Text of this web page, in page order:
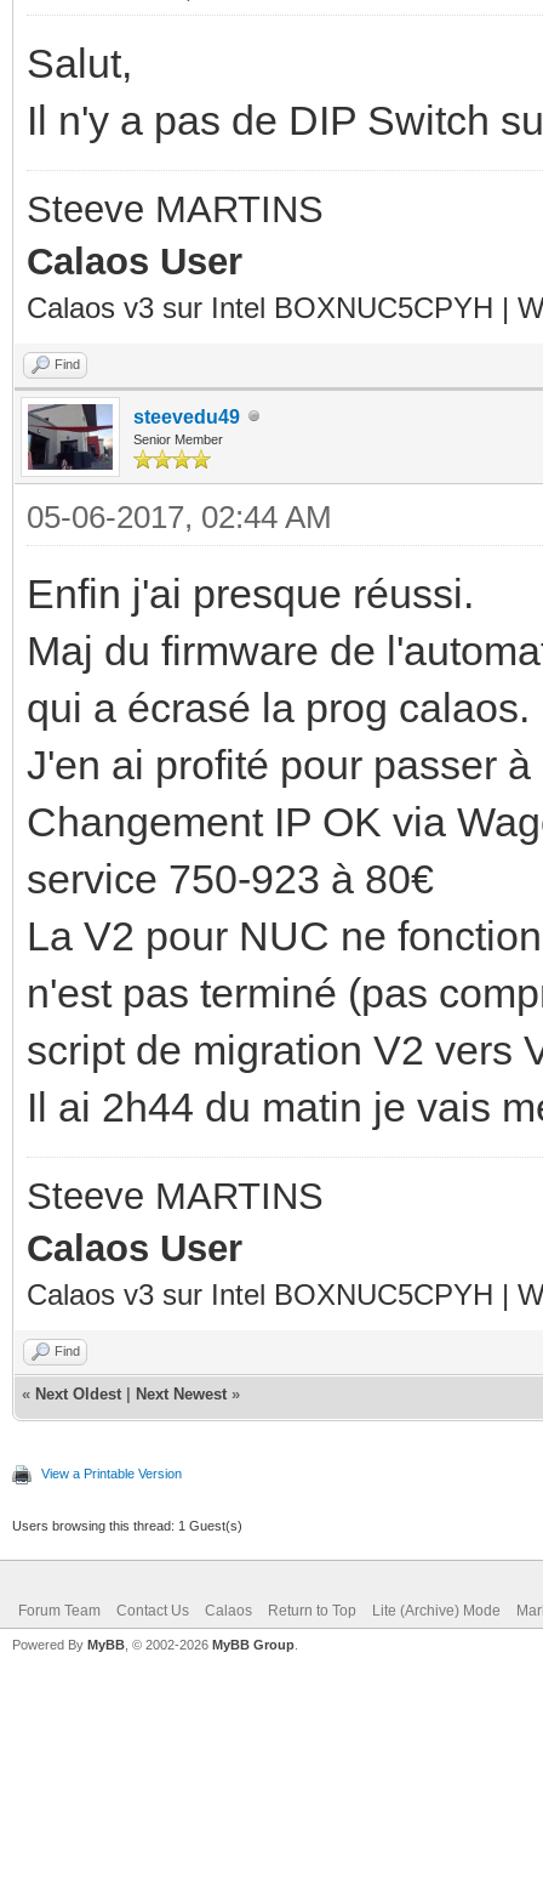
Salut,
Il n'y a pas de DIP Switch
Steeve MARTINS
Calaos User
Calaos v3 sur Intel BOXNUC5CPYH |
Find
steevedu49
Senior Member
05-06-2017, 02:44 AM
Enfin j'ai presque réussi.
Maj du firmware de
qui a écrasé la prog calaos.
J'en ai profité pour passer
Changement IP OK via
service 750-923 à 80€
La V2 pour NUC ne
n'est pas terminé (pas
script de migration V2 vers
Il ai 2h44 du matin je vais
Steeve MARTINS
Calaos User
Calaos v3 sur Intel BOXNUC5CPYH |
Find
« Next Oldest Next Newest »
View a Printable Version
Users browsing this thread: 1 Guest(s)
Forum Team Contact Us Calaos Return to Top Lite (Archive) Mode
Powered By MyBB , © 2002-2026 MyBB Group